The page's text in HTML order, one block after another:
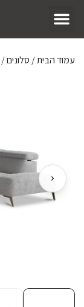
עמוד הבית/ סלונים/